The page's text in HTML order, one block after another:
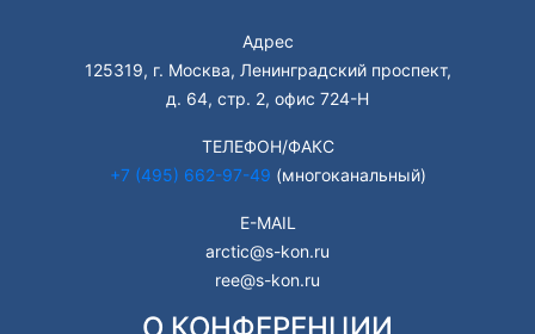
Адрес
125319, г. Москва, Ленинградский проспект,
д. 64, стр. 2, офис 724-Н
ТЕЛЕФОН/ФАКС
+7 (495) 662-97-49 (многоканальный)
E-MAIL
arctic@s-kon.ru
ree@s-kon.ru